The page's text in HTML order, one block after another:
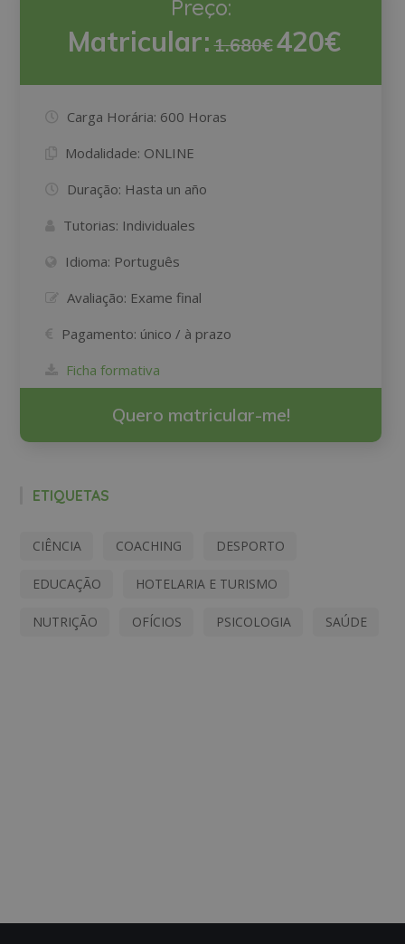
Preço:
Matricular:1.680€420€
Carga Horária: 600 Horas
Modalidade: ONLINE
Duração: Hasta un año
Tutorias: Individuales
Idioma: Português
Avaliação: Exame final
Pagamento: único / à prazo
Ficha formativa
Quero matricular-me!
ETIQUETAS
CIÊNCIA COACHING DESPORTO
EDUCAÇÃO HOTELARIA E TURISMO
NUTRIÇÃO OFÍCIOS PSICOLOGIA SAÚDE